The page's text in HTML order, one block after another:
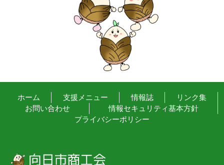
ホーム 支援メニュー 情報誌
リンク集
お問い合わせ
情報セキュリティ基本方針
プライバシーポリシー